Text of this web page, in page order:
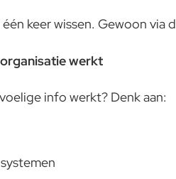
keer wissen. Gewoon via
werkt
info werkt? Denk aan: